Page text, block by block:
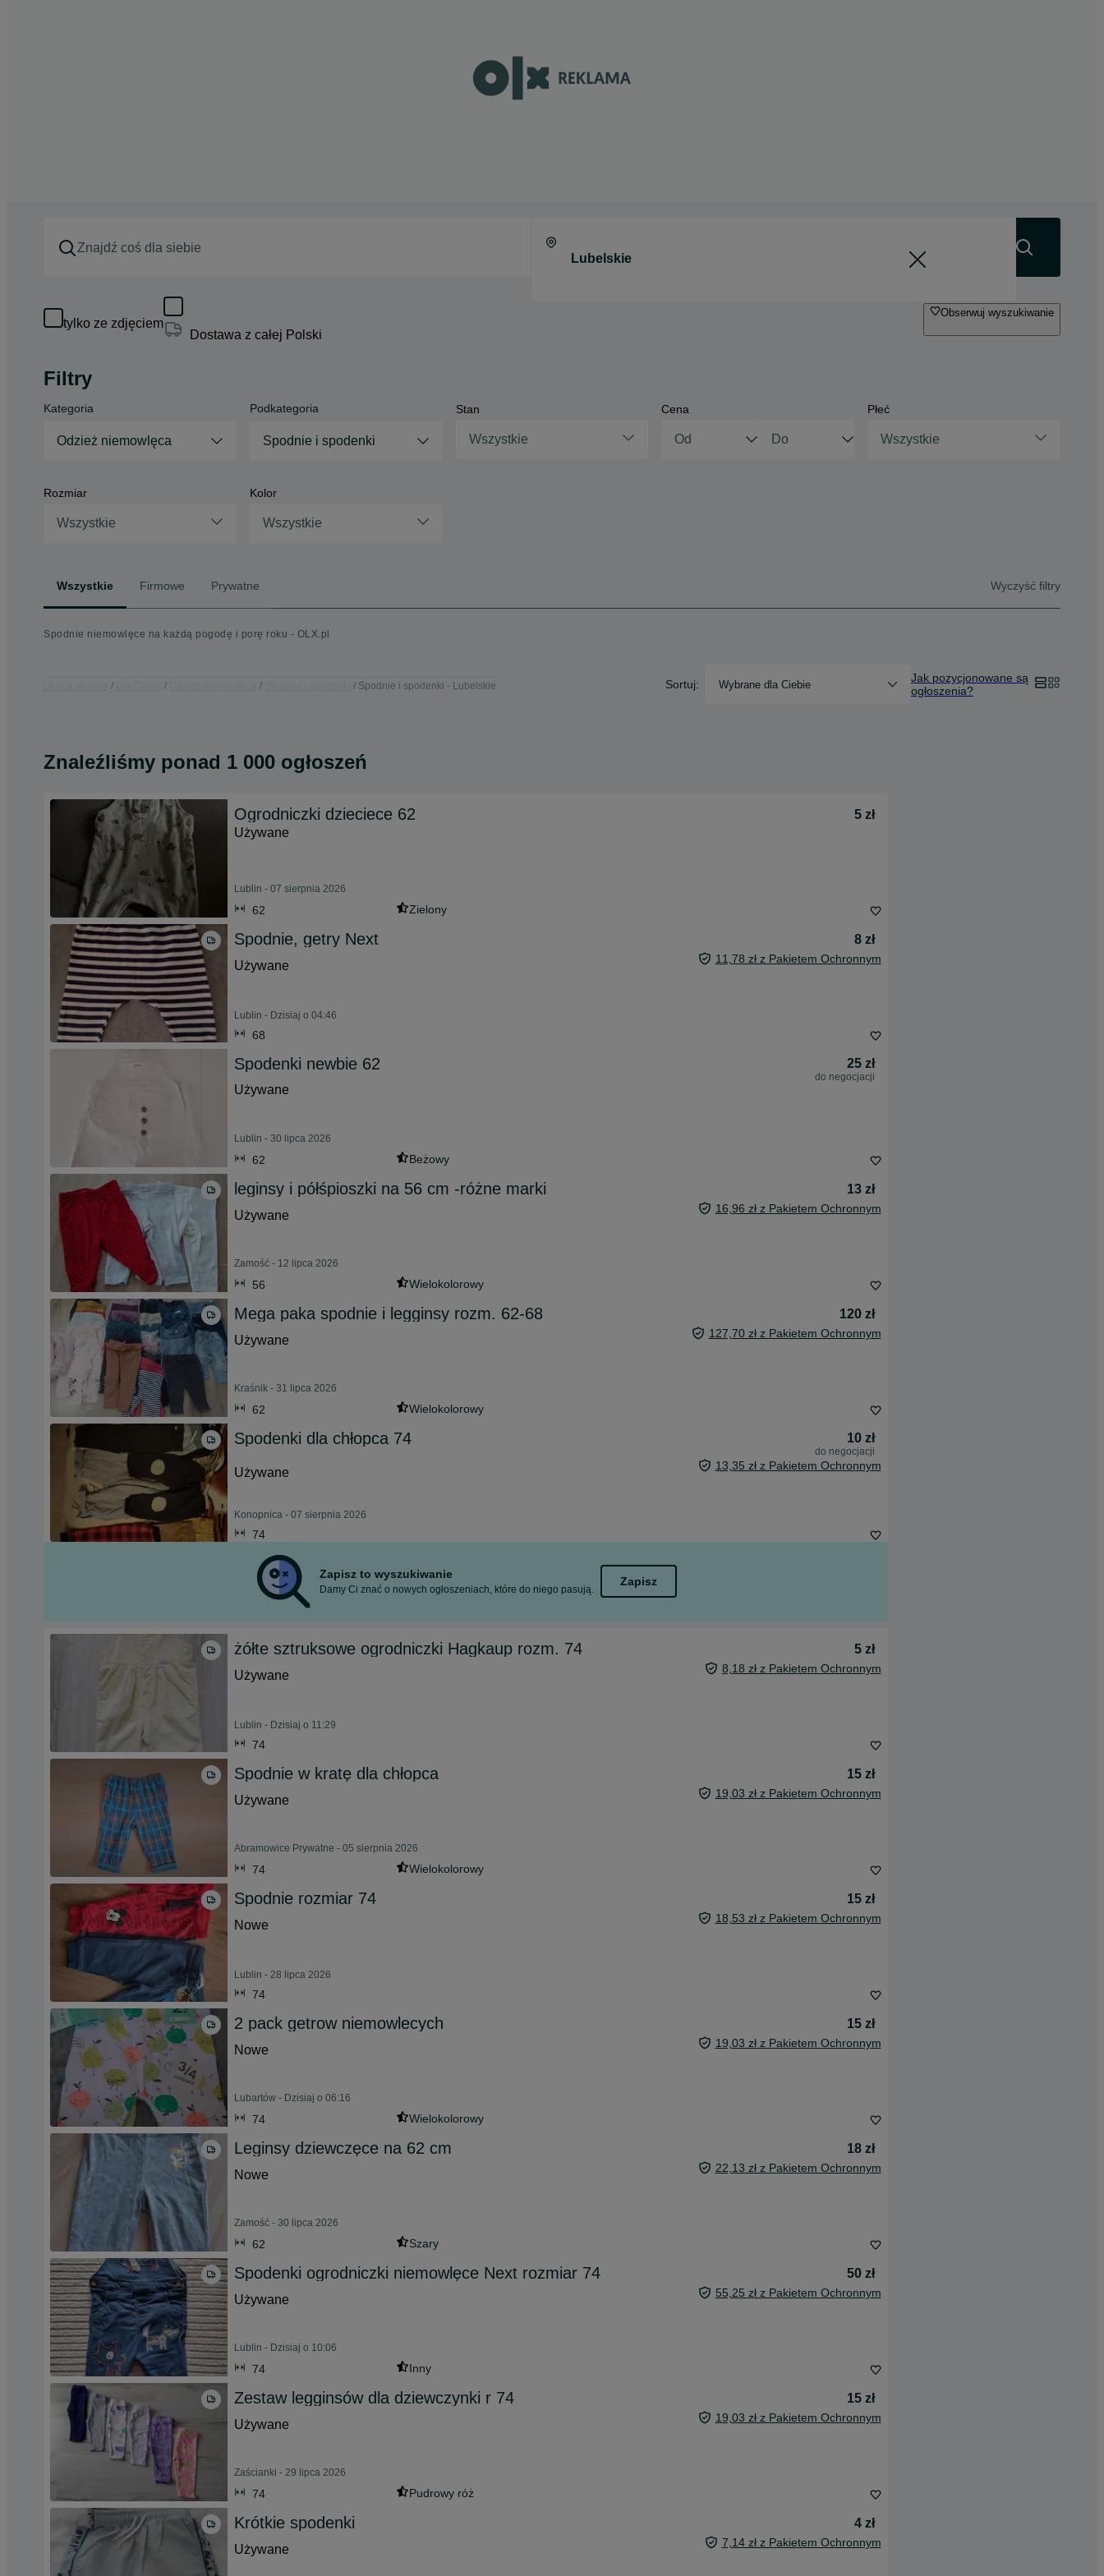
tylko ze zdjęciem
Dostawa z całej Polski
Obserwuj wyszukiwanie
Filtry
Kategoria
Odzież niemowlęca
Podkategoria
Spodnie i spodenki
Stan
Wszystkie
Cena Płeć
Wszystkie
Rozmiar
Wszystkie
Kolor
Wszystkie
Wszystkie Firmowe Prywatne Wyczyść filtry
Spodnie niemowlęce na każdą pogodę i porę roku - OLX.pl
Spodnie i spodenki - Lubelskie Sortuj: Wybrane dla Ciebie
Jak pozycjonowane są
ogłoszenia?
Znaleźliśmy ponad 1 000 ogłoszeń
Ogrodniczki dzieciece 62
5 zł
Używane
Lublin - 07 sierpnia 2026
62 Zielony
Spodnie, getry Next
8 zł
Używane
11,78 zł z Pakietem Ochronnym
Lublin - Dzisiaj o 04:46
68
Spodenki newbie 62 25 zł
do negocjacji
Używane
Lublin - 30 lipca 2026
62 Beżowy
leginsy i półśpioszki na 56 cm -różne marki
13 zł
Używane
16,96 zł z Pakietem Ochronnym
Zamość - 12 lipca 2026
56 Wielokolorowy
Mega paka spodnie i legginsy rozm. 62-68
120 zł
Używane
127,70 zł z Pakietem Ochronnym
Kraśnik - 31 lipca 2026
62 Wielokolorowy
Spodenki dla chłopca 74 10 zł
do negocjacji
Używane 13,35 zł z Pakietem Ochronnym
Konopnica - 07 sierpnia 2026
74
Zapisz to wyszukiwanie
Damy Ci znać o nowych ogłoszeniach, które do niego pasują.
Zapisz
żółte sztruksowe ogrodniczki Hagkaup rozm. 74
5 zł
Używane
8,18 zł z Pakietem Ochronnym
Lublin - Dzisiaj o 11:29
74
Spodnie w kratę dla chłopca
15 zł
Używane
19,03 zł z Pakietem Ochronnym
Abramowice Prywatne - 05 sierpnia 2026
74 Wielokolorowy
Spodnie rozmiar 74
15 zł
Nowe
18,53 zł z Pakietem Ochronnym
Lublin - 28 lipca 2026
74
2 pack getrow niemowlecych
15 zł
Nowe
19,03 zł z Pakietem Ochronnym
Lubartów - Dzisiaj o 06:16
74 Wielokolorowy
Leginsy dziewczęce na 62 cm
18 zł
Nowe
22,13 zł z Pakietem Ochronnym
Zamość - 30 lipca 2026
62 Szary
Spodenki ogrodniczki niemowlęce Next rozmiar 74
50 zł
Używane
55,25 zł z Pakietem Ochronnym
Lublin - Dzisiaj o 10:06
74 Inny
Zestaw legginsów dla dziewczynki r 74
15 zł
Używane
19,03 zł z Pakietem Ochronnym
Zaścianki - 29 lipca 2026
74 Pudrowy róż
Krótkie spodenki
4 zł
Używane
7,14 zł z Pakietem Ochronnym